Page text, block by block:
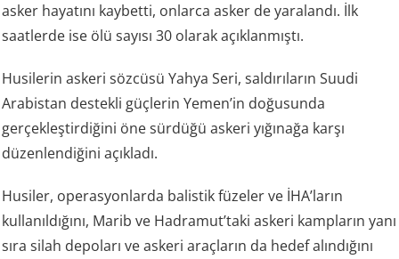
asker hayatını kaybetti, onlarca asker de yaralandı. İlk
saatlerde ise ölü sayısı 30 olarak açıklanmıştı.
Husilerin askeri sözcüsü Yahya Seri, saldırıların Suudi
Arabistan destekli güçlerin Yemen’in doğusunda
gerçekleştirdiğini öne sürdüğü askeri yığınağa karşı
düzenlendiğini açıkladı.
Husiler, operasyonlarda balistik füzeler ve İHA’ların
kullanıldığını, Marib ve Hadramut’taki askeri kampların yanı
sıra silah depoları ve askeri araçların da hedef alındığını